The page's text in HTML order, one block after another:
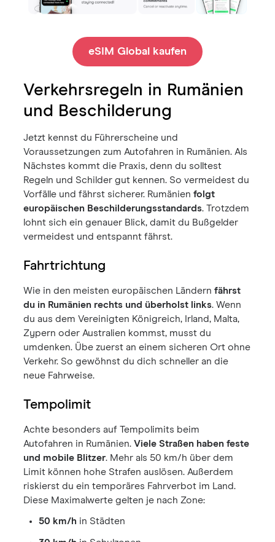
eSIM Global kaufen
Verkehrsregeln in Rumänien
und Beschilderung
Jetzt kennst du Führerscheine und
Voraussetzungen zum Autofahren in Rumänien. Als
Nächstes kommt die Praxis, denn du solltest
Regeln und Schilder gut kennen. So vermeidest du
Vorfälle und fährst sicherer. Rumänienfolgt
europäischen Beschilderungsstandards. Trotzdem
lohnt sich ein genauer Blick, damit du Bußgelder
vermeidest und entspannt fährst.
Fahrtrichtung
Wie in den meisten europäischen Ländernfährst
du in Rumänien rechts und überholst links. Wenn
du aus dem Vereinigten Königreich, Irland, Malta,
Zypern oder Australien kommst, musst du
umdenken. Übe zuerst an einem sicheren Ort ohne
Verkehr. So gewöhnst du dich schneller an die
neue Fahrweise.
Tempolimit
Achte besonders auf Tempolimits beim
Autofahren in Rumänien.Viele Straßen haben feste
und mobile Blitzer. Mehr als 50 km/h über dem
Limit können hohe Strafen auslösen. Außerdem
riskierst du ein temporäres Fahrverbot im Land.
Diese Maximalwerte gelten je nach Zone:
50 km/h in Städten